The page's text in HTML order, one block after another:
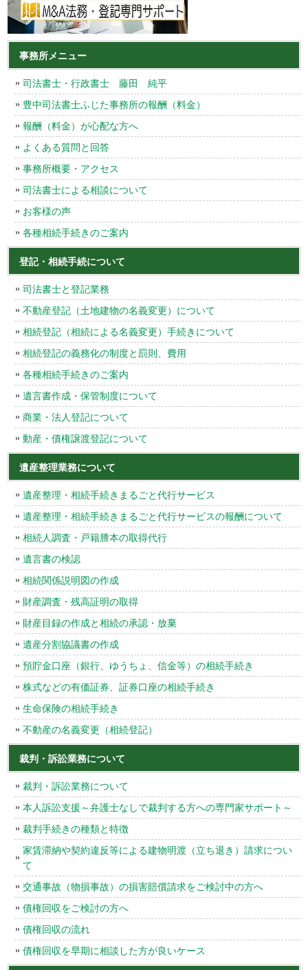
事務所メニュー
司法書士・行政書士 藤田 純平
豊中司法書士ふじた事務所の報酬（料金）
報酬（料金）が心配な方へ
よくある質問と回答
事務所概要・アクセス
司法書士による相談について
お客様の声
各種相続手続きのご案内
登記・相続手続について
司法書士と登記業務
不動産登記（土地建物の名義変更）について
相続登記（相続による名義変更）手続きについて
相続登記の義務化の制度と罰則、費用
各種相続手続きのご案内
遺言書作成・保管制度について
商業・法人登記について
動産・債権譲渡登記について
遺産整理業務について
遺産整理・相続手続きまるごと代行サービス
遺産整理・相続手続きまるごと代行サービスの報酬について
相続人調査・戸籍謄本の取得代行
遺言書の検認
相続関係説明図の作成
財産調査・残高証明の取得
財産目録の作成と相続の承認・放棄
遺産分割協議書の作成
預貯金口座（銀行、ゆうちょ、信金等）の相続手続き
株式などの有価証券、証券口座の相続手続き
生命保険の相続手続き
不動産の名義変更（相続登記）
裁判・訴訟業務について
裁判・訴訟業務について
本人訴訟支援～弁護士なしで裁判する方への専門家サポート～
裁判手続きの種類と特徴
家賃滞納や契約違反等による建物明渡（立ち退き）請求につい
て
交通事故（物損事故）の損害賠償請求をご検討中の方へ
債権回収をご検討の方へ
債権回収の流れ
債権回収を早期に相談した方が良いケース